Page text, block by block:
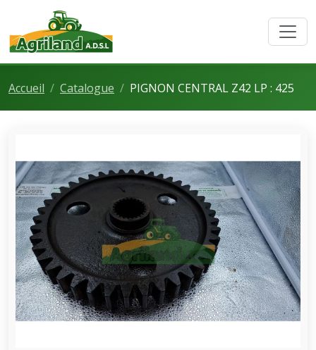
Accueil Catalogue PIGNON CENTRAL Z42 LP : 425